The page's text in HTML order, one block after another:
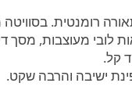
רומנטית. בסוויטה
לובי מעוצבות,
קל.
ישיבה והרבה שקט.